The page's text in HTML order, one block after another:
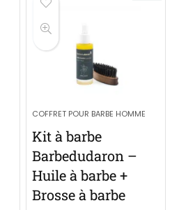
COFFRET POUR BARBE HOMME
Kit à barbe
Barbedudaron –
Huile à barbe +
Brosse à barbe